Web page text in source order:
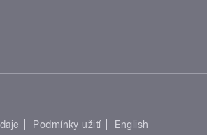
Podmínky užití English